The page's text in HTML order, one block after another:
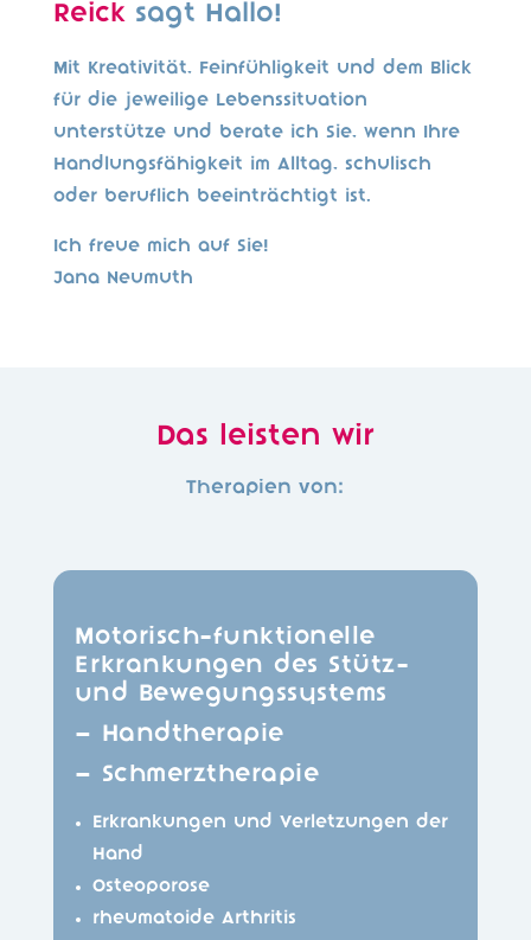
Reick sagt Hallo!
Mit Kreativität, Feinfühligkeit und dem Blick
für die jeweilige Lebenssituation
unterstütze und berate ich Sie, wenn Ihre
Handlungsfähigkeit im Alltag, schulisch
oder beruflich beeinträchtigt ist.
Ich freue mich auf Sie!
Jana Neumuth
Das leisten wir
Therapien von:
Motorisch-funktionelle
Erkrankungen des Stütz-
und Bewegungssystems
– Handtherapie
– Schmerztherapie
Erkrankungen und Verletzungen der
Hand
Osteoporose
rheumatoide Arthritis